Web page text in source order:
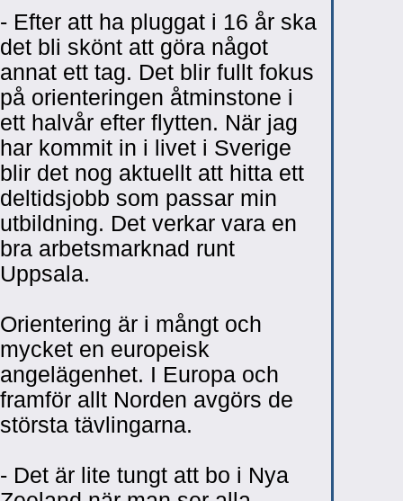
- Efter att ha pluggat i 16 år ska
det bli skönt att göra något
annat ett tag. Det blir fullt fokus
på orienteringen åtminstone i
ett halvår efter flytten. När jag
har kommit in i livet i Sverige
blir det nog aktuellt att hitta ett
deltidsjobb som passar min
utbildning. Det verkar vara en
bra arbetsmarknad runt
Uppsala.
Orientering är i mångt och
mycket en europeisk
angelägenhet. I Europa och
framför allt Norden avgörs de
största tävlingarna.
- Det är lite tungt att bo i Nya